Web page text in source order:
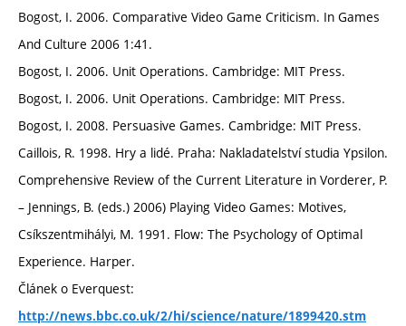
Bogost, I. 2006. Comparative Video Game Criticism. In Games
And Culture 2006 1:41.
Bogost, I. 2006. Unit Operations. Cambridge: MIT Press.
Bogost, I. 2006. Unit Operations. Cambridge: MIT Press.
Bogost, I. 2008. Persuasive Games. Cambridge: MIT Press.
Caillois, R. 1998. Hry a lidé. Praha: Nakladatelství studia Ypsilon.
Comprehensive Review of the Current Literature in Vorderer, P.
– Jennings, B. (eds.) 2006) Playing Video Games: Motives,
Csíkszentmihályi, M. 1991. Flow: The Psychology of Optimal
Experience. Harper.
Článek o Everquest:
http://news.bbc.co.uk/2/hi/science/nature/1899420.stm